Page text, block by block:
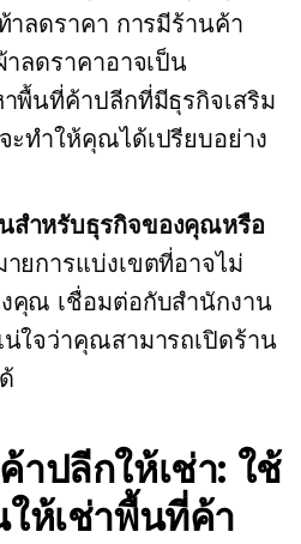
าลดราคา การมีร้านค้า
าลดราคาอาจเป็น
พื้นที่ค้าปลีกที่มีธุรกิจเสริม
ะทำให้คุณได้เปรียบอย่าง
สำหรับธุรกิจของคุณหรือ
ยการแบ่งเขตที่อาจไม่
คุณ เชื่อมต่อกับสำนักงาน
ใจว่าคุณสามารถเปิดร้าน
ปลีกให้เช่า: ใช้
ห้เช่าพื้นที่ค้า